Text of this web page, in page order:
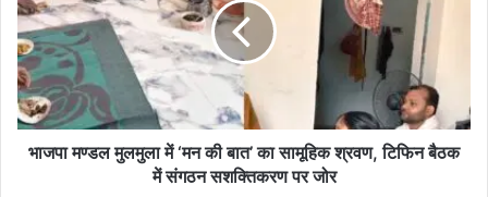
म
ण्ड
ल
मु
ल
मु
लाभाजपा मण्डल मुलमुला में ‘मन की बात’ का सामूहिक श्रवण, टिफिन बैठक
में संगठन सशक्तिकरण पर जोर